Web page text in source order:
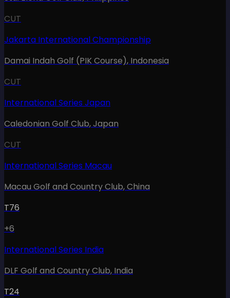
CUT
Jakarta International Championship
Damai Indah Golf (PIK Course), Indonesia
CUT
International Series Japan
Caledonian Golf Club,Japan
CUT
International Series Macau
Macau Golf and Country Club,China
T76
+6
International Series India
DLF Golf and Country Club, India
T24